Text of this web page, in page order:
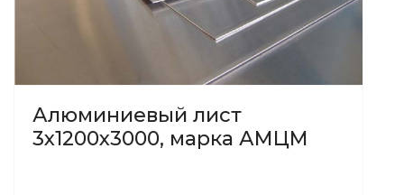
Алюминиевый лист
3х1200х3000, марка АМЦМ